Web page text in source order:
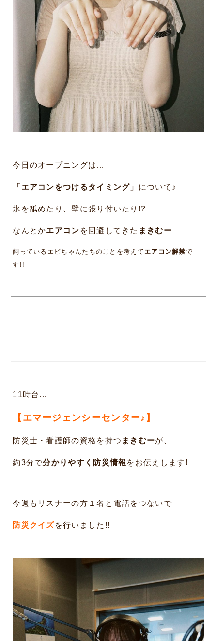
今日のオープニングは…
「エアコンをつけるタイミング」 について♪
氷を舐めたり、壁に張り付いたり!?
なんとかエアコン を回避してきた まきむー
飼っているエビちゃんたちのことを考えて エアコン解禁で
す!!
11時台…
【エマージェンシーセンター♪】
防災士・看護師の資格を持つ まきむーが、
約3分で分かりやすく防災情報 をお伝えします!
今週もリスナーの方１名と電話をつないで
防災クイズを行いました!!